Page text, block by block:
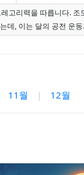
리력을 따릅니다.
데, 이는 달의 공전 운
11월 | 12월